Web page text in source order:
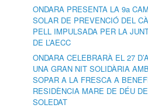
ONDARA PRESENTA LA 9a
SOLAR DE PREVENCIÓ DEL
PELL IMPULSADA PER LA
DE L’AECC
ONDARA CELEBRARÀ EL 27
UNA GRAN NIT SOLIDÀRIA
SOPAR A LA FRESCA A
RESIDÈNCIA MARE DE DÉU
SOLEDAT